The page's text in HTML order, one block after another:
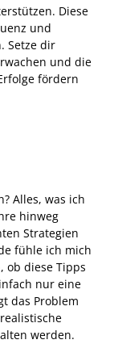
Diese
und
Setze dir
und die
fördern
Alles, was ich
hinweg
Strategien
fühle ich mich
ob diese Tipps
nur eine
das Problem
werden.